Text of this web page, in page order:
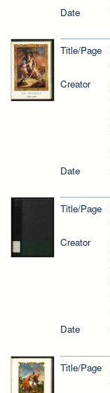
Date
Title/Page
Creator
Date
Title/Page
Creator
Date
Title/Page